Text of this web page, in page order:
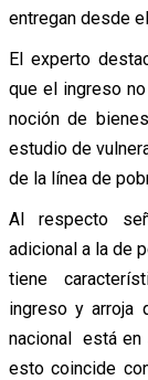
entregan desde
El experto
que el ingreso
noción de
estudio de
de la línea de
Al respecto
adicional a la de
tiene
ingreso y arroja
nacional está en
esto coincide